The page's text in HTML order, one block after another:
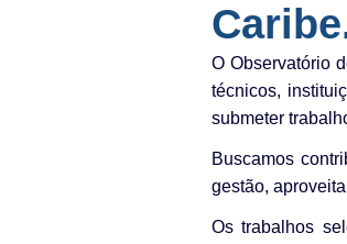
O Observatório
técnicos,
submeter
Buscamos
gestão,
Os trabalhos